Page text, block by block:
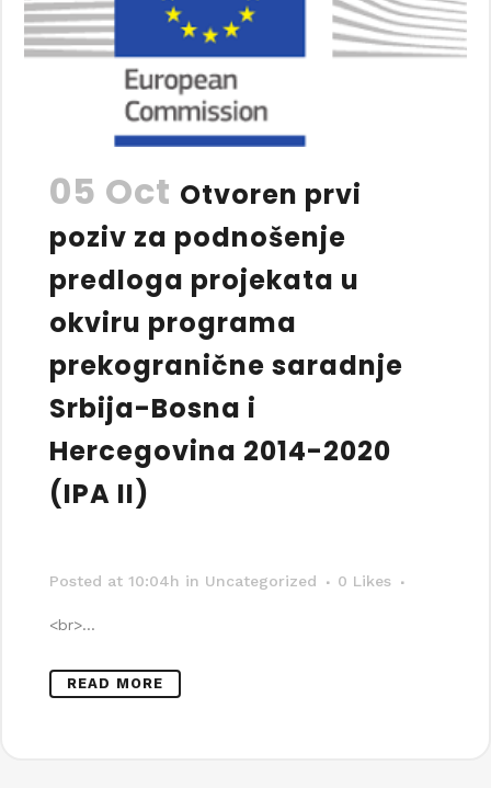
05 Oct Otvoren prvi
poziv za podnošenje
predloga projekata u
okviru programa
prekogranične saradnje
Srbija-Bosna i
Hercegovina 2014-2020
(IPA II)
Posted at 10:04h in Uncategorized 0 Likes
<br>...
READ MORE